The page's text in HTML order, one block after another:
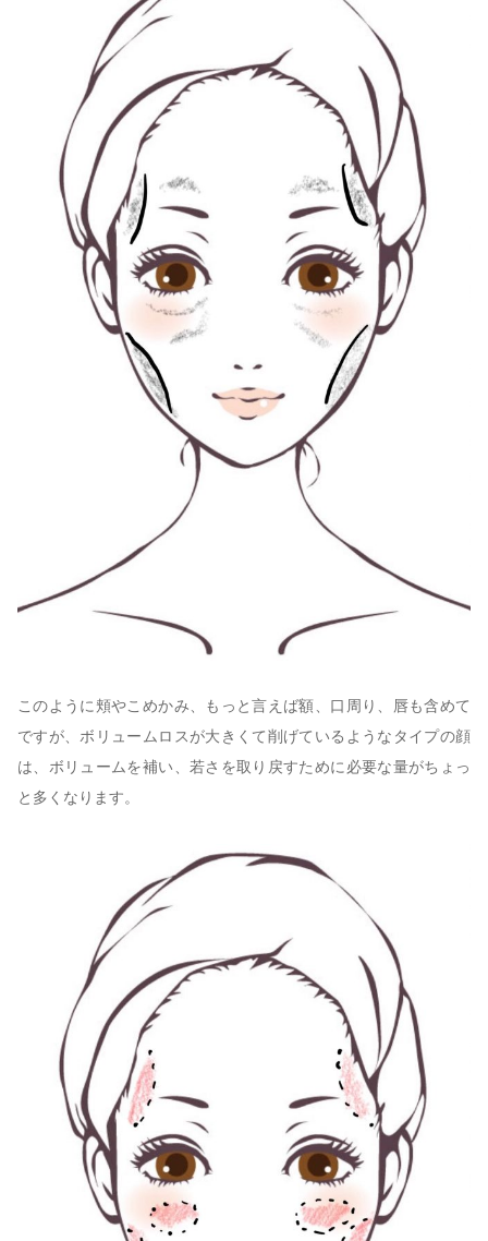
このように頬やこめかみ、もっと言えば額、口周り、唇も含めて
ですが、ボリュームロスが大きくて削げているようなタイプの顔
は、ボリュームを補い、若さを取り戻すために必要な量がちょっ
と多くなります。